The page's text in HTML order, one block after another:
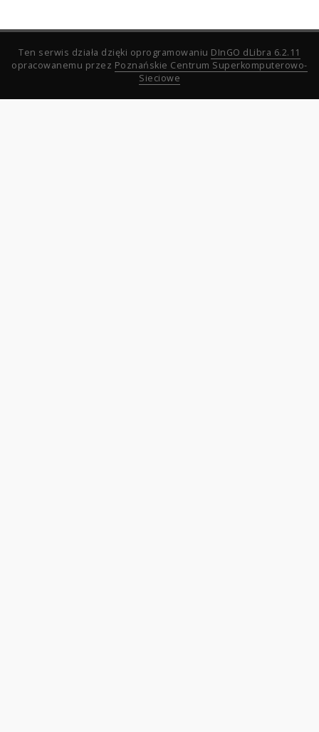
Ten serwis działa dzięki oprogramowaniu DInGO dLibra 6.2.11
opracowanemu przez Poznańskie Centrum Superkomputerowo-
Sieciowe